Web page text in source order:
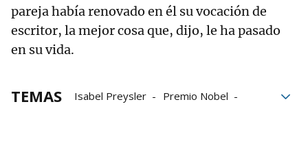
pareja había renovado en él su vocación de
escritor, la mejor cosa que, dijo, le ha pasado
en su vida.
TEMAS Isabel Preysler
Premio Nobel